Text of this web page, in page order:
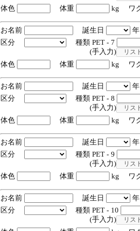
体色
体重 kg ワ
お名前 誕生日
区分
種類 PET - 7
(手入力)
体色
体重 kg ワ
お名前 誕生日
区分
種類 PET - 8
(手入力)
体色
体重 kg ワ
お名前 誕生日
区分
種類 PET - 9
(手入力)
体色
体重 kg ワ
お名前 誕生日
区分
種類 PET - 10
(手入力)